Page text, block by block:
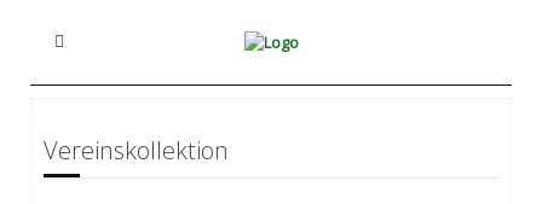
Vereinskollektion